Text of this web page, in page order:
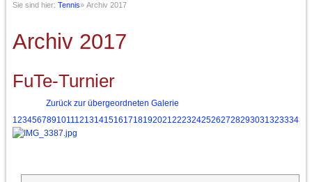
Sie sind hier: Tennis» Archiv 2017
Archiv 2017
FuTe-Turnier
Zurück zur übergeordneten Galerie
1 234567891011 12131415161718192021 22232425262728293031 32333435